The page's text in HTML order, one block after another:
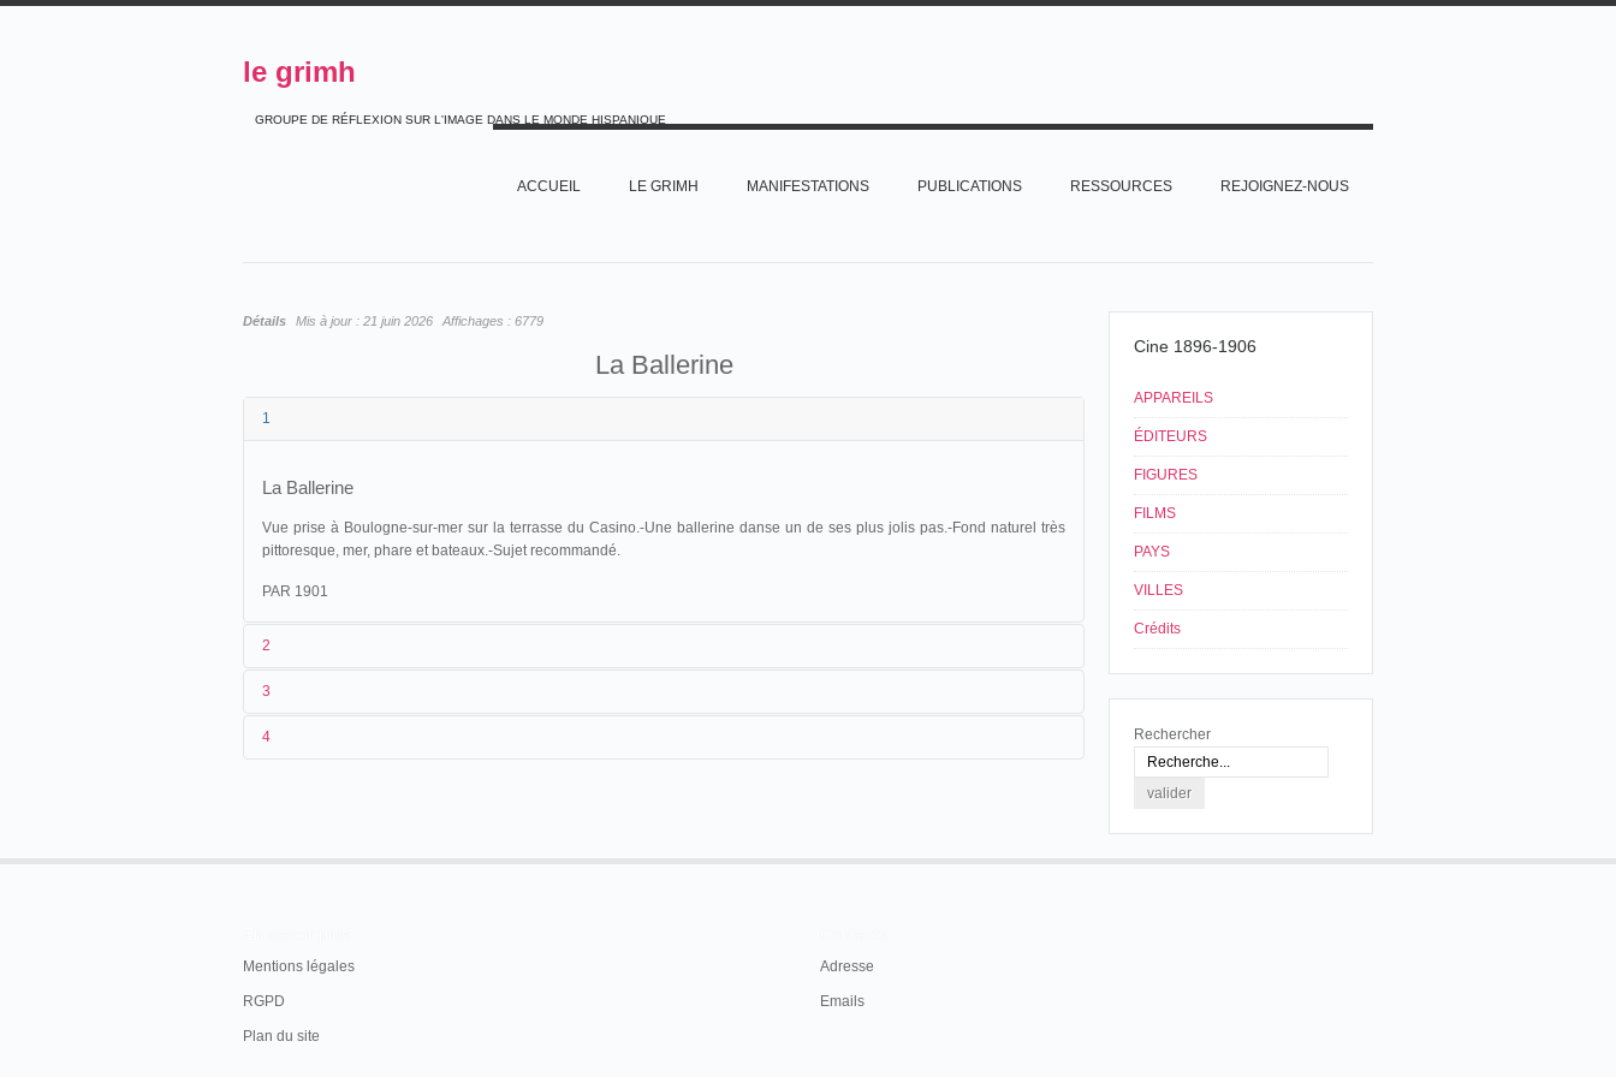
le grimh
GROUPE DE RÉFLEXION SUR L'IMAGE DANS LE MONDE HISPANIQUE
ACCUEIL LE GRIMH MANIFESTATIONS PUBLICATIONS RESSOURCES REJOIGNEZ-NOUS
Détails Mis à jour : 21 juin 2026 Affichages : 6779
La Ballerine
1
La Ballerine
Vue prise à Boulogne-sur-mer sur la terrasse du Casino.-Une ballerine danse un de ses plus jolis pas.-Fond naturel très
pittoresque, mer, phare et bateaux.-Sujet recommandé.
PAR 1901
2
2
3
4
Cine 1896-1906
APPAREILS
ÉDITEURS
FIGURES
FILMS
PAYS
VILLES
Crédits
Rechercher
Mentions légales
RGPD
Plan du site
Adresse
Emails